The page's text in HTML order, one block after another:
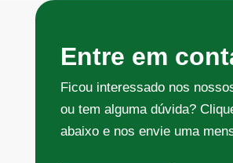
Entre em
Ficou interessado nos
ou tem alguma dúvida?
abaixo e nos envie uma